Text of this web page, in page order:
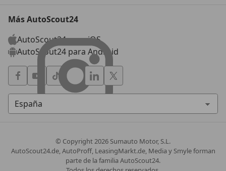
Más AutoScout24
AutoScout24 para iOS
AutoScout24 para Android
© Copyright2026 Sumauto Motor, S.L.
AutoScout24.de, AutoProff, LeasingMarkt.de, Media y Smyle forman
parte de la familia AutoScout24.